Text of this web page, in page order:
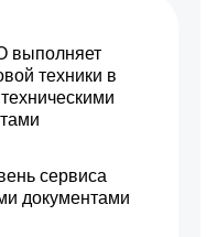
выполняет
техники в
сервиса
документами